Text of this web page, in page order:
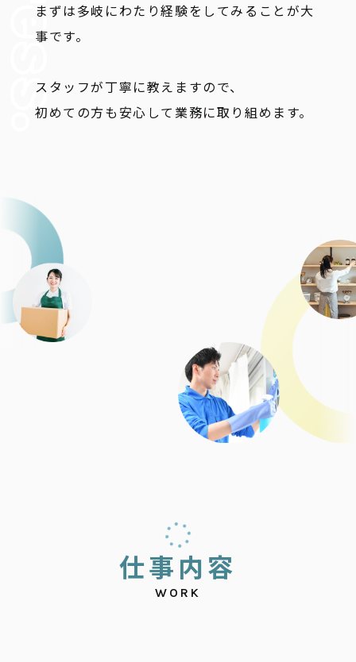
まずは多岐にわたり経験をしてみることが大
事です。
スタッフが丁寧に教えますので、
初めての方も安心して業務に取り組めます。
仕事内容
WORK